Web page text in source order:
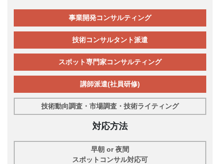
事業開発コンサルティング
技術コンサルタント派遣
スポット専門家コンサルティング
講師派遣(社員研修)
技術動向調査・市場調査・技術ライティング
対応方法
早朝 or 夜間
スポットコンサル対応可